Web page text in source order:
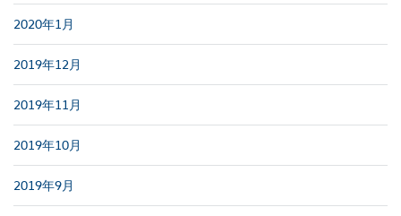
2020年1月
2019年12月
2019年11月
2019年10月
2019年9月